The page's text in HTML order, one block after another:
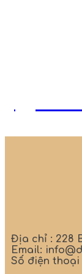
Địa chỉ : 228
Email:
Số điện thoại